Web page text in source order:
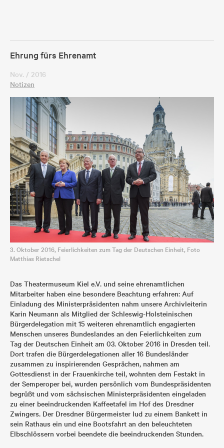
Ehrung fürs Ehrenamt
Nov. / 2016
Notizen
3. Oktober 2016, Feierlichkeiten zum Tag der Deutschen Einheit, Foto
Matthias Rietschel
Das Theatermuseum Kiel e.V. und seine ehrenamtlichen
Mitarbeiter haben eine besondere Beachtung erfahren: Auf
Einladung des Ministerpräsidenten nahm unsere Archivleiterin
Karin Neumann als Mitglied der Schleswig-Holsteinischen
Bürgerdelegation mit 15 weiteren ehrenamtlich engagierten
Menschen unseres Bundeslandes an den Feierlichkeiten zum
Tag der Deutschen Einheit am 03. Oktober 2016 in Dresden teil.
Dort trafen die Bürgerdelegationen aller 16 Bundesländer
zusammen zu inspirierenden Gesprächen, nahmen am
Gottesdienst in der Frauenkirche teil, wohnten dem Festakt in
der Semperoper bei, wurden persönlich vom Bundespräsidenten
begrüßt und vom sächsischen Ministerpräsidenten eingeladen
zu einer beeindruckenden Kaffeetafel im Hof des Dresdner
Zwingers. Der Dresdner Bürgermeister lud zu einem Bankett in
sein Rathaus ein und eine Bootsfahrt an den beleuchteten
Elbschlössern vorbei beendete die beeindruckenden Stunden.